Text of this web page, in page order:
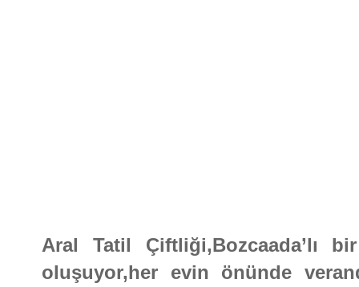
Aral Tatil Çiftliği,Bozcaada’lı
oluşuyor,her evin önünde